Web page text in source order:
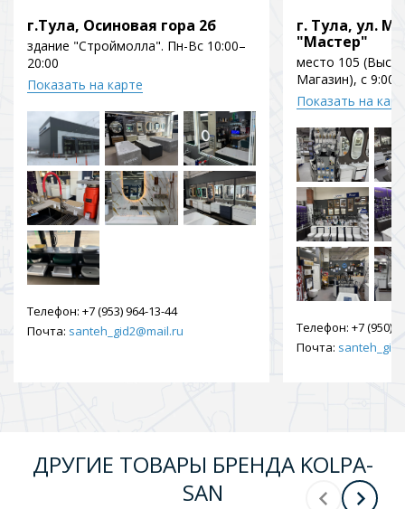
г.Тула, Осиновая гора 2б
здание "Строймолла". Пн-Вс 10:00–
20:00
Показать на карте
Телефон: +7 (953) 964-13-44
Почта: santeh_gid2@mail.ru
г. Тула, ул.
"Мастер"
место 105
Магазин), с 9:00
Показать на
Телефон: +7 (950)
Почта:
ДРУГИЕ ТОВАРЫ БРЕНДА KOLPA-
SAN